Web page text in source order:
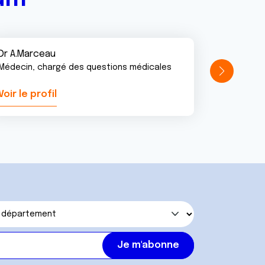
Dr A.Marceau
Médecin, chargé des questions médicales
le profil